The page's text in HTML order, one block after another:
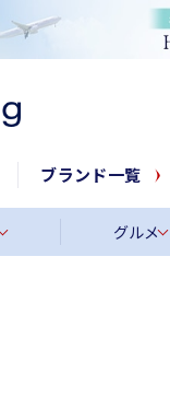
ブランド一覧
グルメ